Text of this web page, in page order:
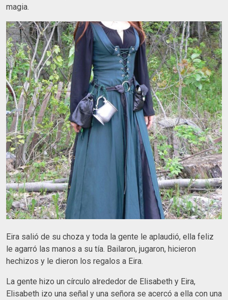
magia.
Eira salió de su choza y toda la gente le aplaudió, ella feliz
le agarró las manos a su tía. Bailaron, jugaron, hicieron
hechizos y le dieron los regalos a Eira.
La gente hizo un círculo alrededor de Elisabeth y Eira,
Elisabeth izo una señal y una señora se acercó a ella con una